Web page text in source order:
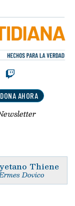
DONA AHORA
Thiene
Dovico